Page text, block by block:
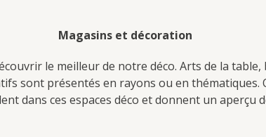
Magasins et décoration
le meilleur de notre déco. Arts de la
sont présentés en rayons ou en thématiques.
dans ces espaces déco et donnent un aperçu